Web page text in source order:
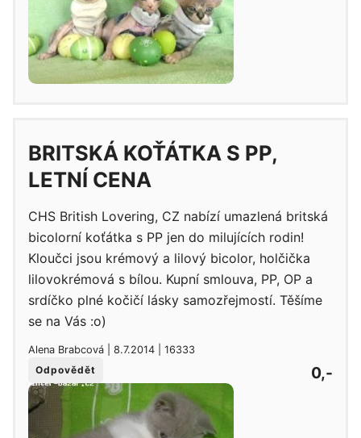
BRITSKÁ KOŤÁTKA S PP,
LETNÍ CENA
CHS British Lovering, CZ nabízí umazlená britská
bicolorní koťátka s PP jen do milujících rodin!
Kloučci jsou krémový a lilový bicolor, holčička
lilovokrémová s bílou. Kupní smlouva, PP, OP a
srdíčko plné kočičí lásky samozřejmostí. Těšíme
se na Vás :o)
Alena Brabcová | 8.7.2014 | 16333
Odpovědět
0,-